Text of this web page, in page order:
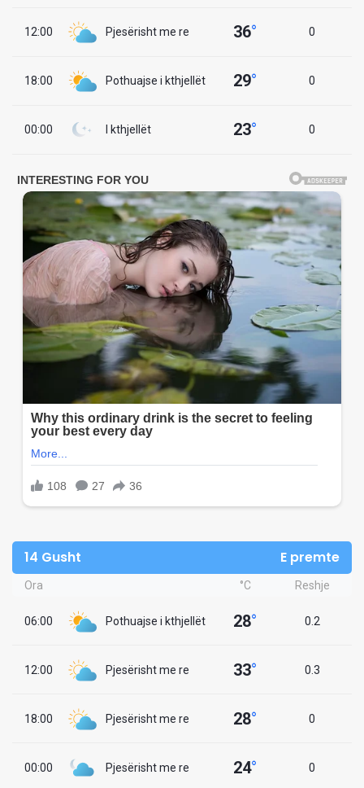
12:00 Pjesërisht me re 36° 0
18:00 Pothuajse i kthjellët 29° 0
00:00 I kthjellët 23° 0
14 Gusht E premte
Ora °C Reshje
06:00 Pothuajse i kthjellët 28° 0.2
12:00 Pjesërisht me re 33° 0.3
18:00 Pjesërisht me re 28° 0
00:00 Pjesërisht me re 24° 0